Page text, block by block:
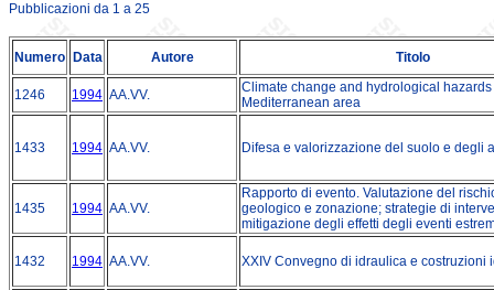
Pubblicazioni da 1 a 25
Numero Data Autore Titolo
1246 1994 AA.VV.
Climate change and hydrological
Mediterranean area
1433 1994 AA.VV. Difesa e valorizzazione del suolo e degli
1435 1994 AA.VV.
Rapporto di evento. Valutazione del
geologico e zonazione; strategie di
mitigazione degli effetti degli eventi
1432 1994 AA.VV. XXIV Convegno di idraulica e costruzioni